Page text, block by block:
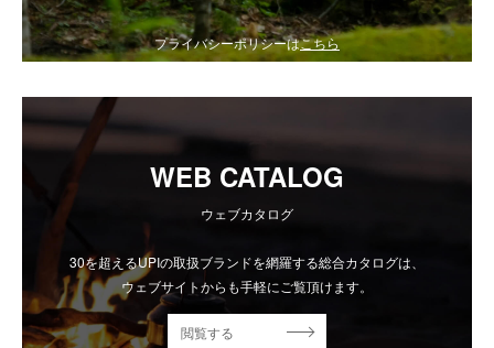
プライバシーポリシーはこちら
WEB CATALOG
ウェブカタログ
30を超えるUPIの取扱ブランドを網羅する総合カタログは、
ウェブサイトからも手軽にご覧頂けます。
閲覧する